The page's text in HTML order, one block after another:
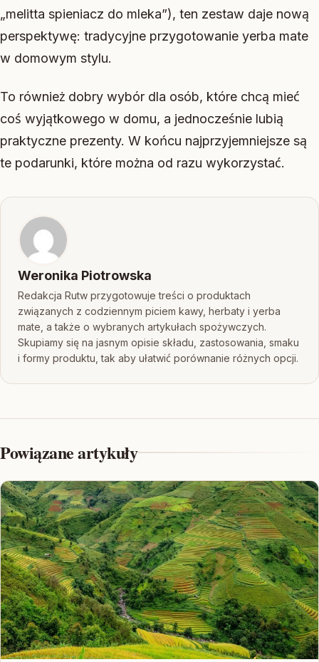
„melitta spieniacz do mleka”), ten zestaw daje nową
perspektywę: tradycyjne przygotowanie yerba mate
w domowym stylu.
To również dobry wybór dla osób, które chcą mieć
coś wyjątkowego w domu, a jednocześnie lubią
praktyczne prezenty. W końcu najprzyjemniejsze są
te podarunki, które można od razu wykorzystać.
Weronika Piotrowska
Redakcja Rutw przygotowuje treści o produktach
związanych z codziennym piciem kawy, herbaty i yerba
mate, a także o wybranych artykułach spożywczych.
Skupiamy się na jasnym opisie składu, zastosowania, smaku
i formy produktu, tak aby ułatwić porównanie różnych opcji.
Powiązane artykuły